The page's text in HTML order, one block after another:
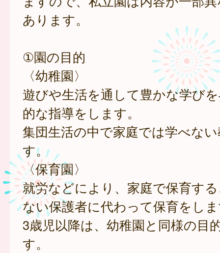
あります。
①園の目的
〈幼稚園〉
遊びや生活を通して豊かな学び
的な指導をします。
集団生活の中で家庭では学べな
す。
〈保育園〉
就労などにより、家庭で保育す
ない保護者に代わって保育をし
3歳児以降は、幼稚園と同様の目
す。